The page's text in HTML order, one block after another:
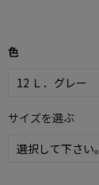
色
サイズを選ぶ